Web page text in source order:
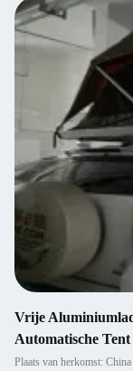
Vrije
Automatische
Plaats van herkomst: China